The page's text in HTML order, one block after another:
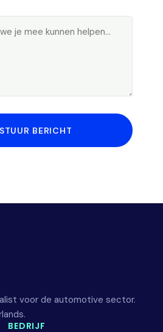
BERICHT
voor de automotive sector.
BEDRIJF